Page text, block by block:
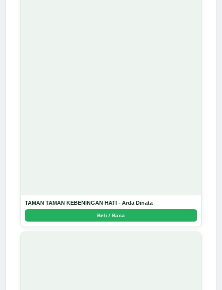
TAMAN TAMAN KEBENINGAN HATI - Arda Dinata
Beli / Baca